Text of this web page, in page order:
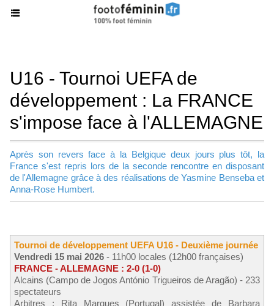
U16 - Tournoi UEFA de
développement : La FRANCE
s'impose face à l'ALLEMAGNE
Après son revers face à la Belgique deux jours plus tôt, la
France s'est repris lors de la seconde rencontre en disposant
de l'Allemagne grâce à des réalisations de Yasmine Benseba et
Anna-Rose Humbert.
Tournoi de développement UEFA U16 - Deuxième journée
Vendredi 15 mai 2026 - 11h00 locales (12h00 françaises)
FRANCE - ALLEMAGNE : 2-0 (1-0)
Alcains (Campo de Jogos António Trigueiros de Aragão) - 233
spectateurs
Arbitres : Rita Marques (Portugal) assistée de Barbara